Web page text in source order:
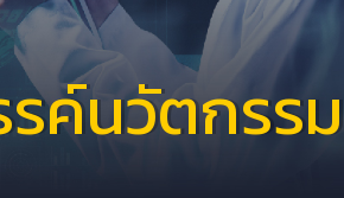
ค์นวัตกรรม